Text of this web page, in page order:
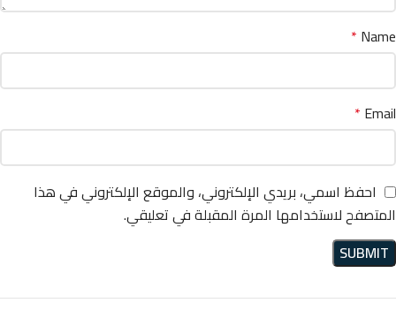
Name
*
Email
*
احفظ اسمي، بريدي الإلكتروني، والموقع الإلكتروني في هذا
المتصفح لاستخدامها المرة المقبلة في تعليقي.